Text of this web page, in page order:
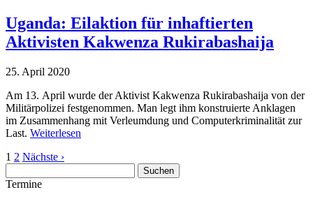
Uganda: Eilaktion für inhaftierten
Aktivisten Kakwenza Rukirabashaija
25. April 2020
Am 13. April wurde der Aktivist Kakwenza Rukirabashaija von der
Militärpolizei festgenommen. Man legt ihm konstruierte Anklagen
im Zusammenhang mit Verleumdung und Computerkriminalität zur
Last. Weiterlesen
1 2 Nächste ›
nach:
Termine